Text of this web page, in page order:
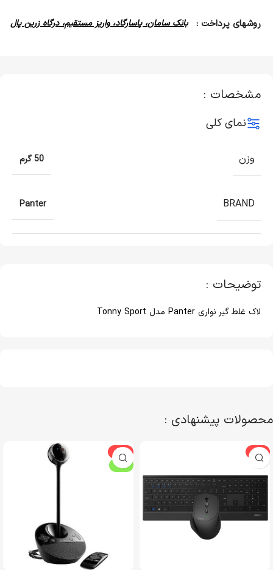
روشهای پرداخت : بانک سامان، پاسارگاد، واریز مستقیم، درگاه زرین پال
توضیحات :
لاک غلط گیر نواری Panter مدل Tonny Sport
مشخصات :
نمای کلی
وزن 50 گرم
BRAND
Panter
محصولات پیشنهادی :
-3%
-10%
ویژه